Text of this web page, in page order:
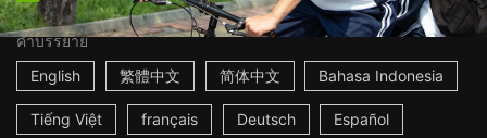
คำบรรยาย
English
繁體中文 简体中文 Bahasa Indonesia
Tiếng Việt français Deutsch Español